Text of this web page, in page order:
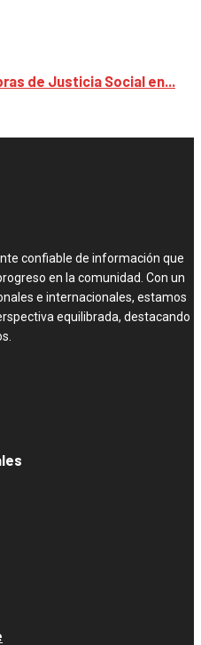
de Justicia Social en...
confiable de información que
en la comunidad. Con un
e internacionales, estamos
equilibrada, destacando